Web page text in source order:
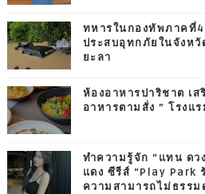
ทหารในกองทัพภาคที่
ประสบอุทกภัยในจังห
ยะลา
ห้องอาหารปาริชาต เ
อาหารตามสั่ง ” โรงแ
ทำความรู้จัก “แทน ดว
แดง ซีรีส์ “Play Park
ความสามารถไม่ธรรม